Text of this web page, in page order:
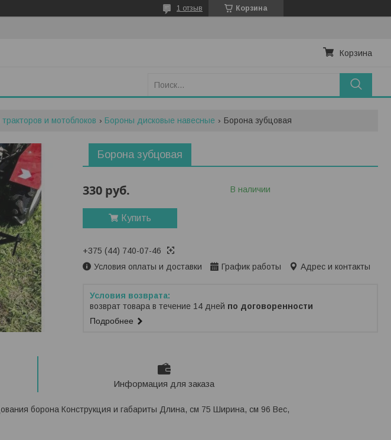
Корзина
1 отзыв
Корзина
и мотоблоков Бороны дисковые навесные Борона зубцовая
Борона зубцовая
330 руб. В наличии
Купить
+375 (44) 740-07-46
Условия оплаты и доставки
График работы Адрес и контакты
возврат товара в течение 14 дней по договоренности
Подробнее
Информация для заказа
борона Конструкция и габариты Длина, см 75 Ширина, см 96 Вес,